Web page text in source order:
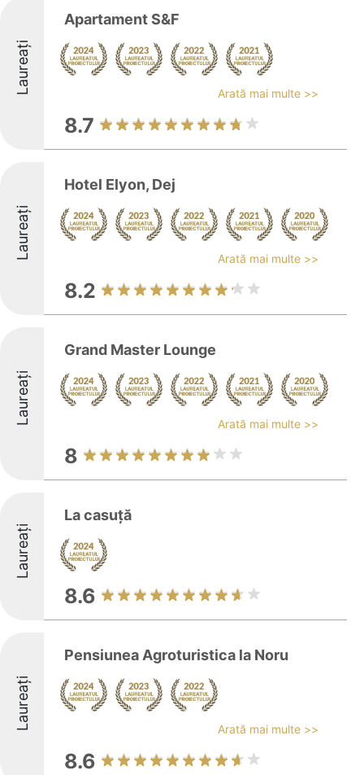
Laureați
Apartament S&F
Arată mai multe >>
8.7
Laureați
Hotel Elyon, Dej
Arată mai multe >>
8.2
Laureați
Grand Master Lounge
Arată mai multe >>
8
Laureați
La casuță
8.6
Laureați
Pensiunea Agroturistica la Noru
Arată mai multe >>
8.6